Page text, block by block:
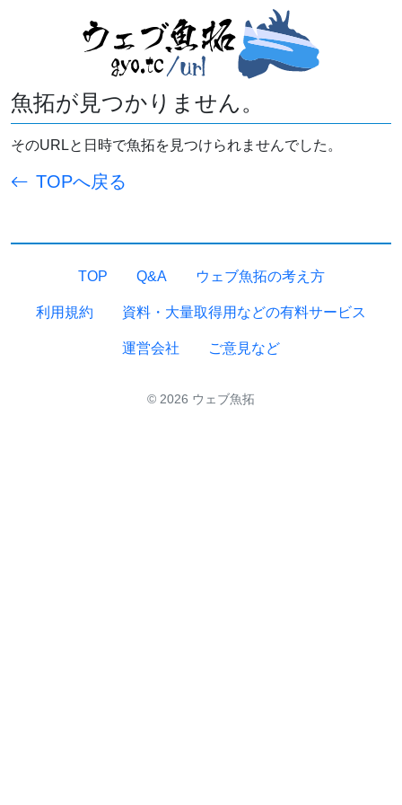
魚拓が見つかりません。
そのURLと日時で魚拓を見つけられませんでした。
TOPへ戻る
TOP Q&A ウェブ魚拓の考え方
利用規約 資料・大量取得用などの有料サービス
運営会社 ご意見など
© 2026 ウェブ魚拓